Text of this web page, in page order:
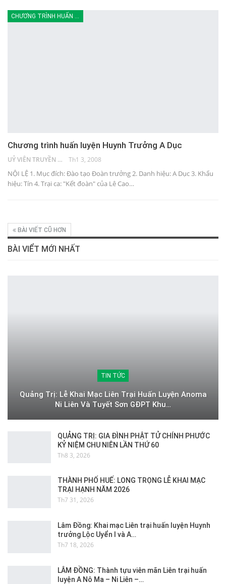
CHƯƠNG TRÌNH HUẤN LUYỆN
Chương trình huấn luyện Huynh Trưởng A Dục
UỶ VIÊN TRUYỀN THÔNG Th1 3, 2008
NỘI LỆ 1. Mục đích: Đào tạo Đoàn trưởng 2. Danh hiệu: A Dục 3. Khẩu
hiệu: Tín 4. Trại ca: "Kết đoàn" của Lê Cao…
BÀI VIẾT CŨ HƠN
BÀI VIỂT MỚI NHẤT
TIN TỨC
Quảng Trị: Lễ Khai Mạc Liên Trại Huấn Luyện Anoma
Ni Liên Và Tuyết Sơn GĐPT Khu…
QUẢNG TRỊ: GIA ĐÌNH PHẬT TỬ CHÍNH PHƯỚC
KỶ NIỆM CHU NIÊN LẦN THỨ 60
Th8 3, 2026
THÀNH PHỐ HUẾ: LONG TRỌNG LỄ KHAI MẠC
TRẠI HẠNH NĂM 2026
Th7 31, 2026
Lâm Đồng: Khai mạc Liên trại huấn luyện Huynh
trưởng Lộc Uyển I và A…
Th7 18, 2026
LÂM ĐỒNG: Thành tựu viên mãn Liên trại huấn
luyện A Nô Ma – Ni Liên –…